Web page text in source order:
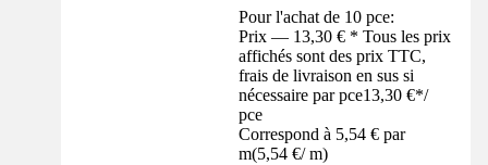
Pour l'achat de 10 pce:
Prix — 13,30 € * Tous les prix
affichés sont des prix TTC,
frais de livraison en sus si
nécessaire par pce13,30 €*/
pce
Correspond à 5,54 € par
m(5,54 €/ m)